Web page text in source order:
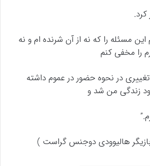
مسئله را که نه از آن شرنده ام و نه
را مخفی کنم
تغییری در نحوه حضور در عموم داشته
زندگی من شد و
هالیوودی دوجنس گراست )